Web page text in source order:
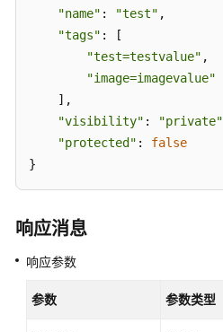
（OpenStack
例
权
和
权
"name" : "test" ,
"tags" : [
"test=testvalue" ,
"image=imagevalue"
    ],
"visibility" : "private"
"protected" : false
}
响应消息
响应参数
参数 参数类型